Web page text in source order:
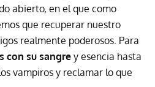
abierto, en el que como
que recuperar nuestro
realmente poderosos. Para
con su sangre y esencia hasta
vampiros y reclamar lo que